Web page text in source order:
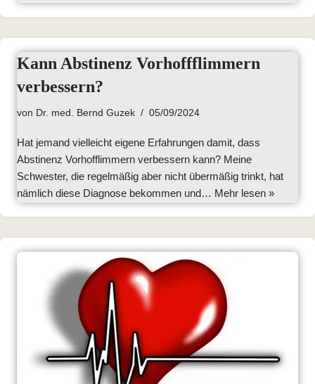
Kann Abstinenz Vorhoffflimmern
verbessern?
von Dr. med. Bernd Guzek 05/09/2024
Hat jemand vielleicht eigene Erfahrungen damit, dass
Abstinenz Vorhofflimmern verbessern kann? Meine
Schwester, die regelmäßig aber nicht übermäßig trinkt, hat
nämlich diese Diagnose bekommen und… Mehr lesen »